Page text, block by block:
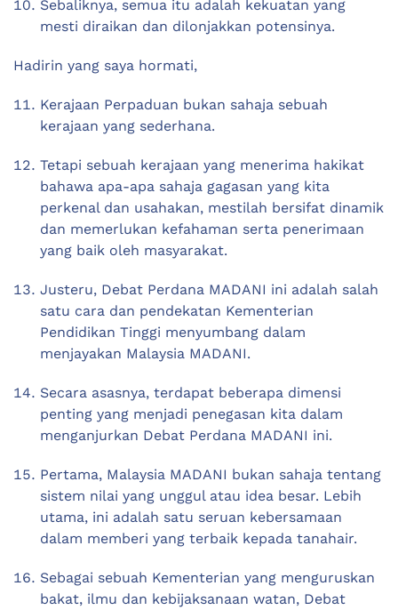
Sebaliknya, semua itu adalah kekuatan yang
mesti diraikan dan dilonjakkan potensinya.
Hadirin yang saya hormati,
Kerajaan Perpaduan bukan sahaja sebuah
kerajaan yang sederhana.
Tetapi sebuah kerajaan yang menerima hakikat
bahawa apa-apa sahaja gagasan yang kita
perkenal dan usahakan, mestilah bersifat dinamik
dan memerlukan kefahaman serta penerimaan
yang baik oleh masyarakat.
Justeru, Debat Perdana MADANI ini adalah salah
satu cara dan pendekatan Kementerian
Pendidikan Tinggi menyumbang dalam
menjayakan Malaysia MADANI.
Secara asasnya, terdapat beberapa dimensi
penting yang menjadi penegasan kita dalam
menganjurkan Debat Perdana MADANI ini.
Pertama, Malaysia MADANI bukan sahaja tentang
sistem nilai yang unggul atau idea besar. Lebih
utama, ini adalah satu seruan kebersamaan
dalam memberi yang terbaik kepada tanahair.
Sebagai sebuah Kementerian yang menguruskan
bakat, ilmu dan kebijaksanaan watan, Debat